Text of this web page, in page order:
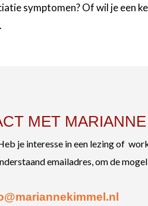
symptomen? Of wil je een
MET MARIANNE
je interesse in een lezing of
emailadres, om de